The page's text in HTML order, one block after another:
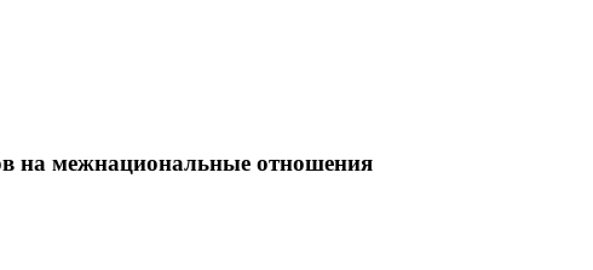
на межнациональные отношения